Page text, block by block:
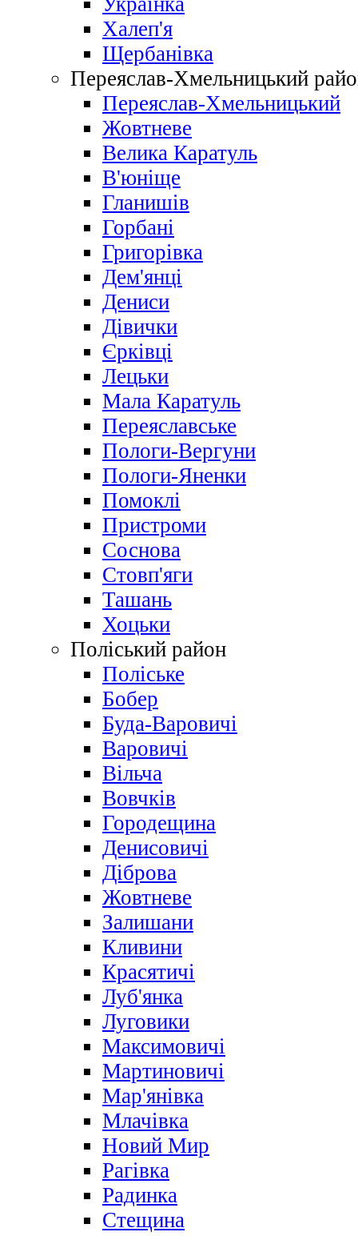
Халеп'я
Щербанівка
Переяслав-Хмельницький
Переяслав-Хмельницький
Жовтневе
Велика Каратуль
В'юніще
Гланишів
Горбані
Григорівка
Дем'янці
Дениси
Дівички
Єрківці
Лецьки
Мала Каратуль
Переяславське
Пологи-Вергуни
Пологи-Яненки
Помоклі
Пристроми
Соснова
Стовп'яги
Ташань
Хоцьки
Поліський район
Поліське
Бобер
Буда-Варовичі
Варовичі
Вільча
Вовчків
Городещина
Денисовичі
Діброва
Жовтневе
Залишани
Кливини
Красятичі
Луб'янка
Луговики
Максимовичі
Мартиновичі
Мар'янівка
Млачівка
Новий Мир
Рагівка
Радинка
Стещина